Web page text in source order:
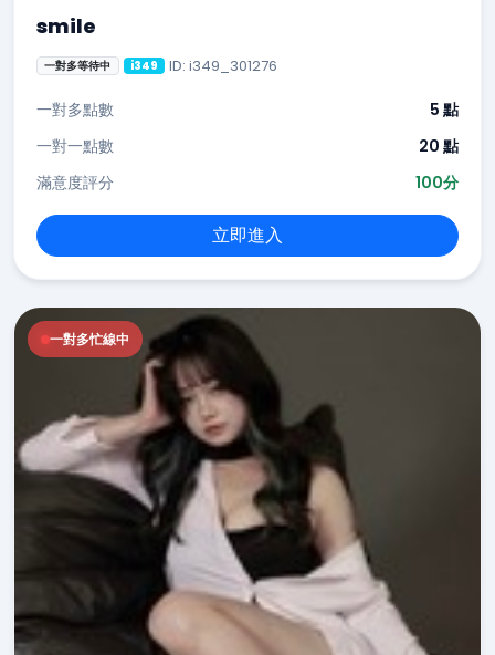
smile
一對多等待中 i349 ID: i349_301276
一對多點數
5 點
一對一點數
20 點
滿意度評分
100分
立即進入
一對多忙線中